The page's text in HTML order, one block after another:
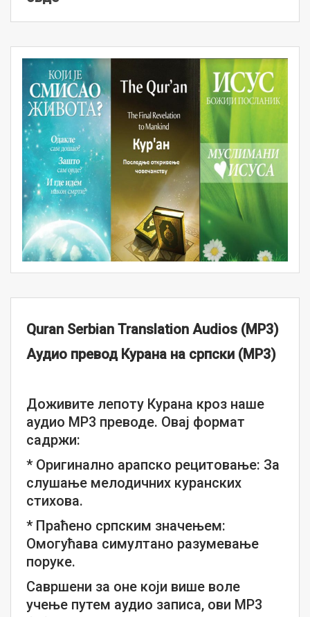
Quran Serbian Translation Audios (MP3)
Аудио превод Курана на српски (MP3)
Доживите лепоту Курана кроз наше
аудио MP3 преводе. Овај формат
садржи:
* Оригинално арапско рецитовање: За
слушање мелодичних куранских
стихова.
* Праћено српским значењем:
Омогућава симултано разумевање
поруке.
Савршени за оне који више воле
учење путем аудио записа, ови MP3